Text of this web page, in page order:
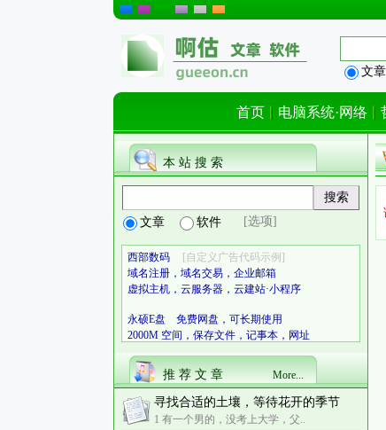
文章
首页 电脑系统·网络
本 站 搜 索
文章 软件 [选项]
西部数码
[自定义广告代码示例]
域名注册，域名交易，企业邮箱
虚拟主机，云服务器，云建站·小程序
永硕E盘 免费网盘，可长期使用
2000M 空间，保存文件，记事本，网址
推 荐 文 章 More...
寻找合适的土壤，等待花开的季节
1 有一个男的，没考上大学，父..